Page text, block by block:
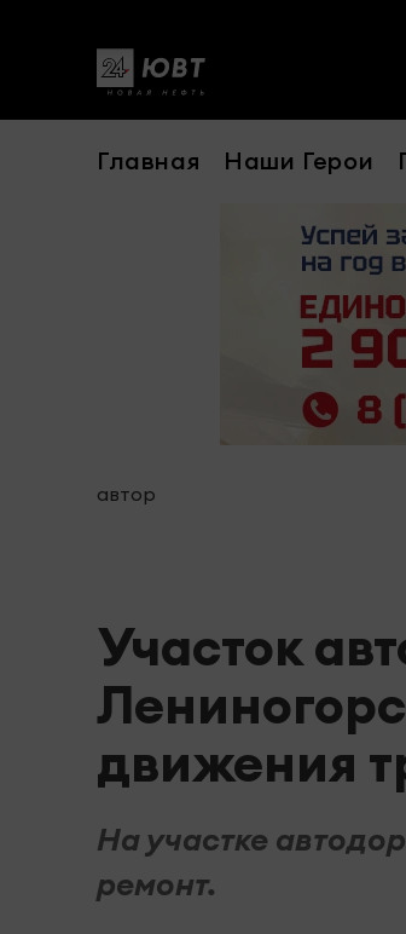
Главная Наши Герои
автор
Участок
движения
На участке
ремонт.